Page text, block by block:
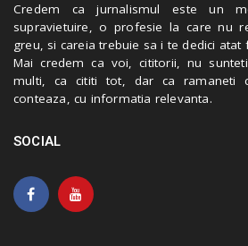
Credem ca jurnalismul este un
supravietuire, o profesie la care nu
greu, si careia trebuie sa i te dedici atat
Mai credem ca voi, cititorii, nu
multi, ca cititi tot, dar ca ramaneti
conteaza, cu informatia relevanta.
SOCIAL